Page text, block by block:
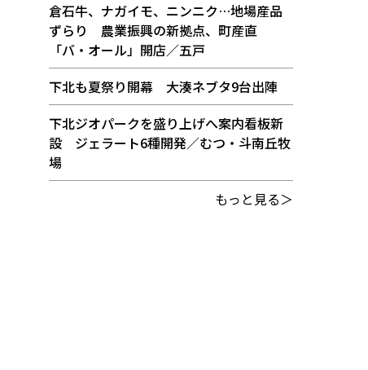
倉石牛、ナガイモ、ニンニク…地場産品
ずらり 農業振興の新拠点、町産直
「バ・オール」開店／五戸
下北も夏祭り開幕 大湊ネブタ9台出陣
下北ジオパークを盛り上げへ案内看板新
設 ジェラート6種開発／むつ・斗南丘牧
場
もっと見る＞